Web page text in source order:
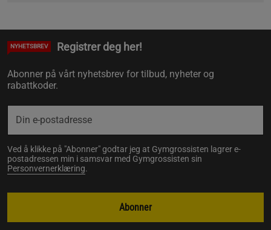
NYHETSBREV Registrer deg her!
Abonner på vårt nyhetsbrev for tilbud, nyheter og
rabattkoder.
Ved å klikke på "Abonner" godtar jeg at Gymgrossisten lagrer e-
postadressen min i samsvar med Gymgrossisten sin
Personvernerklæring.
Abonner